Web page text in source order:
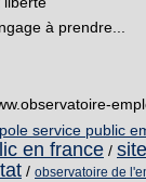
à prendre...
pole service public
en france /
/ observatoire de